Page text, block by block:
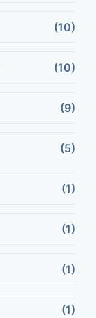
(10)
(10)
(9)
(5)
(1)
(1)
(1)
(1)